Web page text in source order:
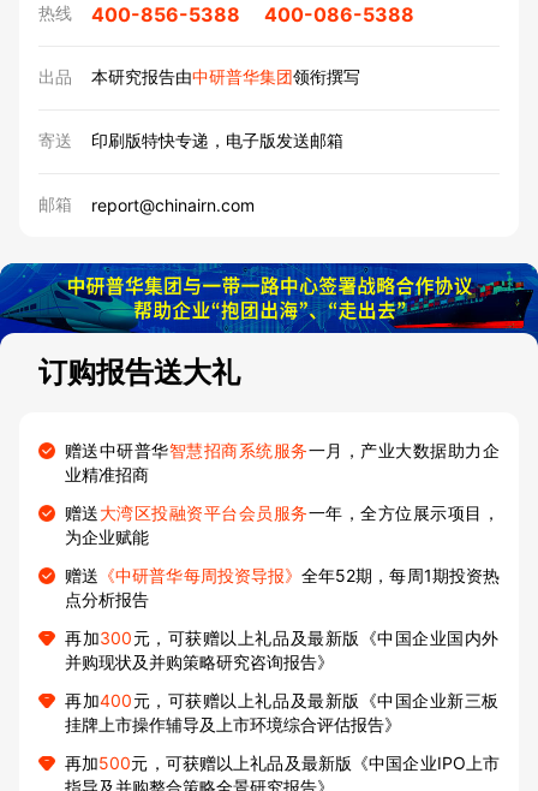
热线 400-856-5388 400-086-5388
出品 本研究报告由中研普华集团领衔撰写
寄送 印刷版特快专递，电子版发送邮箱
邮箱 report@chinairn.com
订购报告送大礼
赠送中研普华智慧招商系统服务一月，产业大数据助力企
业精准招商
赠送大湾区投融资平台会员服务一年，全方位展示项目，
为企业赋能
赠送 《中研普华每周投资导报》全年52期，每周1期投资热
点分析报告
再加300元，可获赠以上礼品及最新版《中国企业国内外
并购现状及并购策略研究咨询报告》
再加400元，可获赠以上礼品及最新版《中国企业新三板
挂牌上市操作辅导及上市环境综合评估报告》
再加500元，可获赠以上礼品及最新版《中国企业IPO上市
指导及并购整合策略全景研究报告》